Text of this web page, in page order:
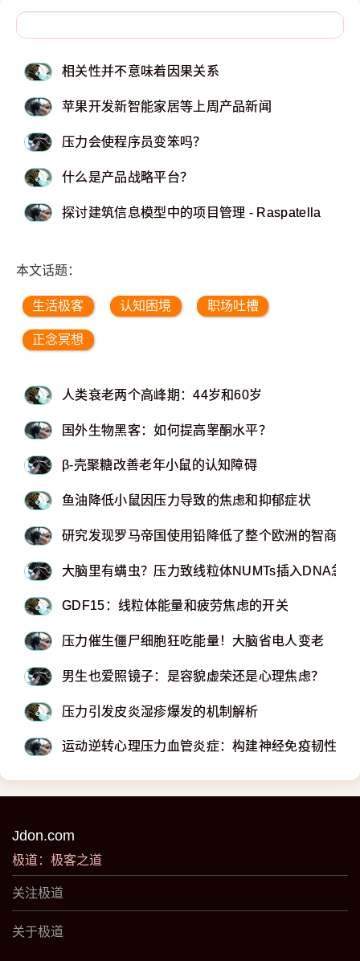
​​​​​​​相关性并不意味着因果关系
苹果开发新智能家居等上周产品新闻
压力会使程序员变笨吗？
什么是产品战略平台？
探讨建筑信息模型中的项目管理 - Raspatella
本文话题：
生活极客 认知困境 职场吐槽
正念冥想
人类衰老两个高峰期：44岁和60岁
国外生物黑客：如何提高睾酮水平？
β-壳聚糖改善老年小鼠的认知障碍
鱼油降低小鼠因压力导致的焦虑和抑郁症状
研究发现罗马帝国使用铅降低了整个欧洲的智商水
大脑里有螨虫？压力致线粒体NUMTs插入DNA急
GDF15：线粒体能量和疲劳焦虑的开关
压力催生僵尸细胞狂吃能量！大脑省电人变老
男生也爱照镜子：是容貌虚荣还是心理焦虑？
压力引发皮炎湿疹爆发的机制解析
运动逆转心理压力血管炎症：构建神经免疫韧性，
Jdon.com
极道：极客之道
关注极道
关于极道